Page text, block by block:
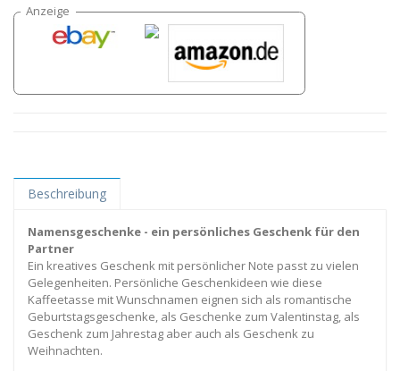
Beschreibung
Namensgeschenke - ein persönliches Geschenk für den
Partner
Ein kreatives Geschenk mit persönlicher Note passt zu vielen
Gelegenheiten. Persönliche Geschenkideen wie diese
Kaffeetasse mit Wunschnamen eignen sich als romantische
Geburtstagsgeschenke, als Geschenke zum Valentinstag, als
Geschenk zum Jahrestag aber auch als Geschenk zu
Weihnachten.